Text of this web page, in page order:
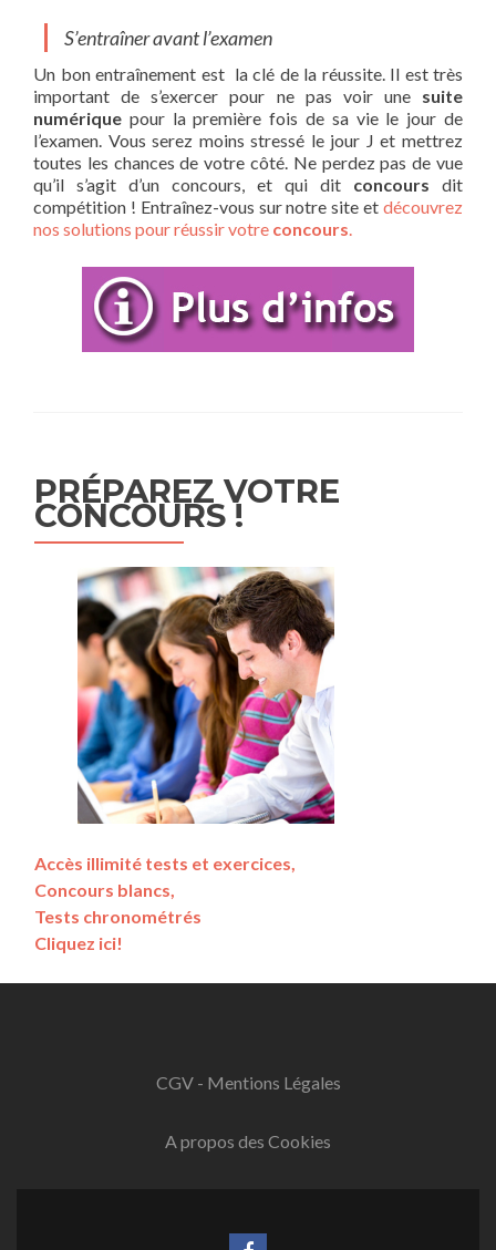
S’entraîner avant l’examen
Un bon entraînement est la clé de la réussite. Il est très
important de s’exercer pour ne pas voir une suite
numérique pour la première fois de sa vie le jour de
l’examen. Vous serez moins stressé le jour J et mettrez
toutes les chances de votre côté. Ne perdez pas de vue
qu’il s’agit d’un concours, et qui dit concours dit
compétition ! Entraînez-vous sur notre site et découvrez
nos solutions pour réussir votre concours.
PRÉPAREZ VOTRE
CONCOURS !
Accès illimité tests et exercices,
Concours blancs,
Tests chronométrés
Cliquez ici!
CGV - Mentions Légales
A propos des Cookies
Lien